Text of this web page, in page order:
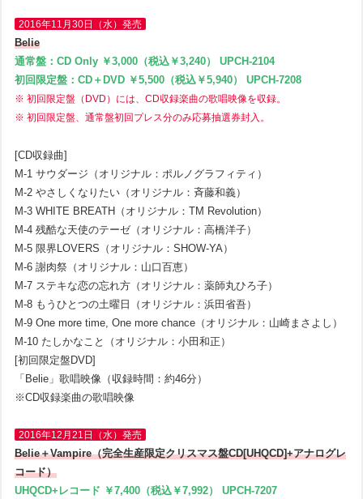
2016年11月30日（水）発売
Belie
通常盤：CD Only ￥3,000（税込￥3,240） UPCH-2104
初回限定盤：CD＋DVD ￥5,500（税込￥5,940） UPCH-7208
※ 初回限定盤（DVD）には、CD収録楽曲の歌唱映像を収録。
※ 初回限定盤、通常盤初回プレス分のみ応募抽選券封入。
[CD収録曲]
M-1 サウダージ（オリジナル：ポルノグラフィティ）
M-2 やさしくなりたい（オリジナル：斉藤和義）
M-3 WHITE BREATH（オリジナル：TM Revolution）
M-4 残酷な天使のテーゼ（オリジナル：高橋洋子）
M-5 限界LOVERS（オリジナル：SHOW-YA）
M-6 謝肉祭（オリジナル：山口百恵）
M-7 ステキな恋の忘れ方（オリジナル：薬師丸ひろ子）
M-8 もうひとつの土曜日（オリジナル：浜田省吾）
M-9 One more time, One more chance（オリジナル：山崎まさよし）
M-10 たしかなこと（オリジナル：小田和正）
[初回限定盤DVD]
「Belie」歌唱映像（収録時間：約46分）
※CD収録楽曲の歌唱映像
2016年12月21日（水）発売
Belie＋Vampire（完全生産限定クリスマス盤CD[UHQCD]+アナログレ
コード）
UHQCD+レコード ￥7,400（税込￥7,992） UPCH-7207